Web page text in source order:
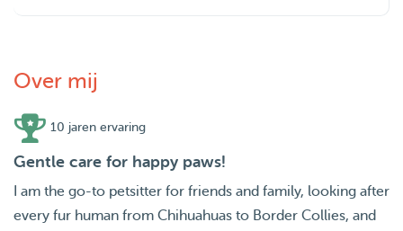
Over mij
10 jaren ervaring
Gentle care for happy paws!
I am the go-to petsitter for friends and family, looking after
every fur human from Chihuahuas to Border Collies, and